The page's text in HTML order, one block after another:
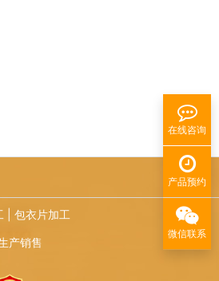
包衣片加工
产销售
在线咨询
产品预约
微信联系